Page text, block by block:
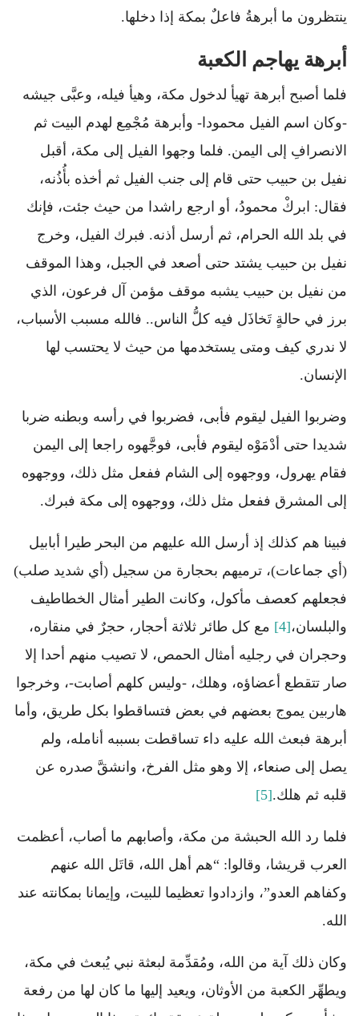
ينتظرون ما أبرهةُ فاعلٌ بمكة إذا دخلها.
أبرهة يهاجم الكعبة
فلما أصبح أبرهة تهيأ لدخول مكة، وهيأ فيله، وعبَّى جيشه
-وكان اسم الفيل محمودا- وأبرهة مُجْمِع لهدم البيت ثم
الانصرافِ إلى اليمن. فلما وجهوا الفيل إلى مكة، أقبل
نفيل بن حبيب حتى قام إلى جنب الفيل ثم أخذه بأُذُنه،
فقال: ابركْ محمودُ، أو ارجع راشدا من حيث جئت، فإنك
في بلد الله الحرام، ثم أرسل أذنه. فبرك الفيل، وخرج
نفيل بن حبيب يشتد حتى أصعد في الجبل، وهذا الموقف
من نفيل بن حبيب يشبه موقف مؤمن آل فرعون، الذي
برز في حالةٍ تَخاذَل فيه كلُّ الناس.. فالله مسبب الأسباب،
لا ندري كيف ومتى يستخدمها من حيث لا يحتسب لها
الإنسان.
وضربوا الفيل ليقوم فأبى، فضربوا في رأسه وبطنه ضربا
شديدا حتى أدْمَوْه ليقوم فأبى، فوجَّهوه راجعا إلى اليمن
فقام يهرول، ووجهوه إلى الشام ففعل مثل ذلك، ووجهوه
إلى المشرق ففعل مثل ذلك، ووجهوه إلى مكة فبرك.
فبينا هم كذلك إذ أرسل الله عليهم من البحر طيرا أبابيل
(أي جماعات)، ترميهم بحجارة من سجيل (أي شديد صلب)
فجعلهم كعصف مأكول، وكانت الطير أمثال الخطاطيف
والبلسان،[4]
مع كل طائر ثلاثة أحجار، حجرٌ في منقاره،
وحجران في رجليه أمثال الحمص، لا تصيب منهم أحدا إلا
صار تتقطع أعضاؤه، وهلك، -وليس كلهم أصابت-، وخرجوا
هاربين يموج بعضهم في بعض فتساقطوا بكل طريق، وأما
أبرهة فبعث الله عليه داء تساقطت بسببه أنامله، ولم
يصل إلى صنعاء، إلا وهو مثل الفرخ، وانشقَّ صدره عن
قلبه ثم هلك.[5]
فلما رد الله الحبشة من مكة، وأصابهم ما أصاب، أعظمت
العرب قريشا، وقالوا: “هم أهل الله، قاتَل الله عنهم
وكفاهم العدو”، وازدادوا تعظيما للبيت، وإيمانا بمكانته عند
الله.
وكان ذلك آية من الله، ومُقدِّمة لبعثة نبي يُبعث في مكة،
ويطهِّر الكعبة من الأوثان، ويعيد إليها ما كان لها من رفعة